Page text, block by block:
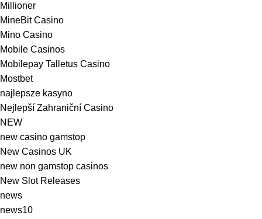
Millioner
MineBit Casino
Mino Casino
Mobile Casinos
Mobilepay Talletus Casino
Mostbet
najlepsze kasyno
Nejlepší Zahraniční Casino
NEW
new casino gamstop
New Casinos UK
new non gamstop casinos
New Slot Releases
news
news10